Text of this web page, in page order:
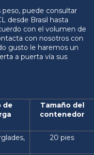
puede consultar
desde Brasil hasta
con el volumen de
con nosotros con
gusto le haremos un
a puerta vía sus
de
Tamaño del
contenedor
20 pies